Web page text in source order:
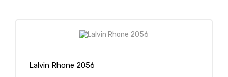
Lalvin Rhone 2056